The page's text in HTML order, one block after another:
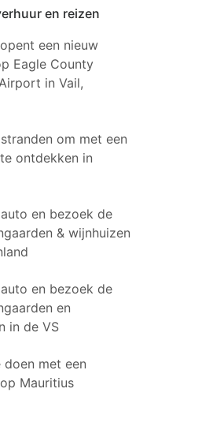
en reizen
een nieuw
Eagle County
in Vail,
om met een
ontdekken in
en bezoek de
& wijnhuizen
en bezoek de
en
in de VS
doen met een
Mauritius